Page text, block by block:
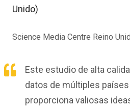
Unido)
Science Media Centre Reino
Este estudio de alta
datos de múltiples
proporciona valiosas